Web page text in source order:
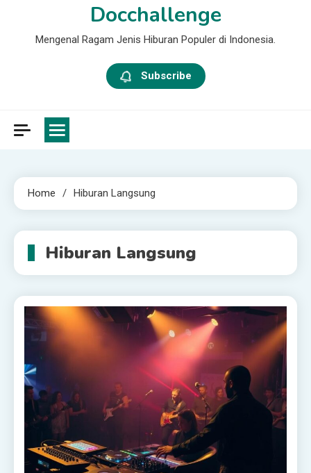
Docchallenge
Mengenal Ragam Jenis Hiburan Populer di Indonesia.
Subscribe
Home Hiburan Langsung
Hiburan Langsung